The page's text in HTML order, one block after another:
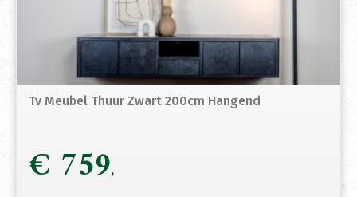
Tv Meubel Thuur Zwart 200cm Hangend
€ 759